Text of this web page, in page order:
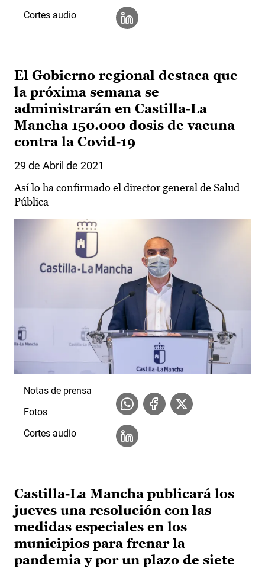
Cortes audio
El Gobierno regional destaca que
la próxima semana se
administrarán en Castilla-La
Mancha 150.000 dosis de vacuna
contra la Covid-19
29 de Abril de 2021
Así lo ha confirmado el director general de Salud
Pública
Notas de prensa
Fotos
Cortes audio
Castilla-La Mancha publicará los
jueves una resolución con las
medidas especiales en los
municipios para frenar la
pandemia y por un plazo de siete